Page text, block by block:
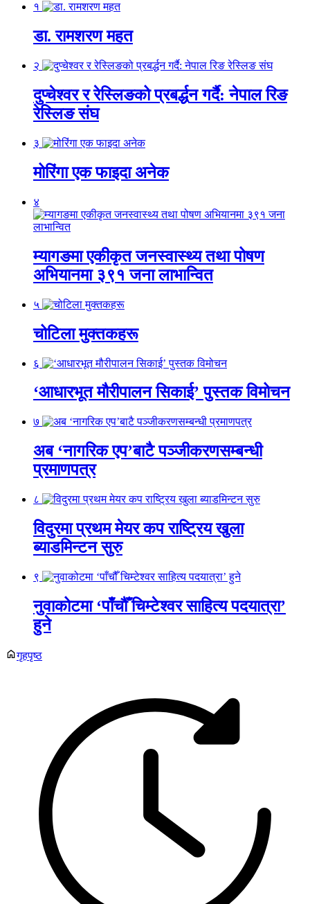
१
डा. रामशरण महत
२
दुप्चेश्वर र रेस्लिङको प्रबर्द्धन गर्दै: नेपाल रिङ
रेस्लिङ संघ
३
मोरिंगा एक फाइदा अनेक
४
म्यागङमा एकीकृत जनस्वास्थ्य तथा पोषण
अभियानमा ३९१ जना लाभान्वित
५
चोटिला मुक्तकहरू
६
‘आधारभूत मौरीपालन सिकाई’ पुस्तक विमोचन
७
अब ‘नागरिक एप’बाटै पञ्जीकरणसम्बन्धी
प्रमाणपत्र
८
विदुरमा प्रथम मेयर कप राष्ट्रिय खुला
ब्याडमिन्टन सुरु
९
नुवाकोटमा ‘पाँचौँ चिम्टेश्वर साहित्य पदयात्रा’
हुने
गृहपृष्ठ